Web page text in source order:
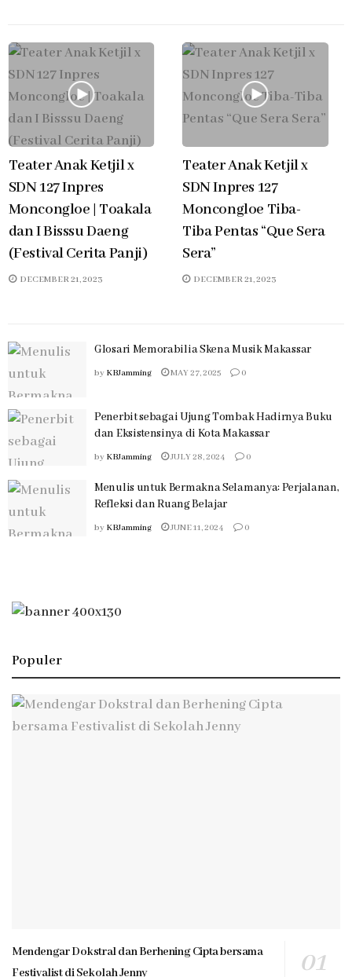
Teater Anak Ketjil x
SDN 127 Inpres
Moncongloe | Toakala
dan I Bisssu Daeng
(Festival Cerita Panji)
DECEMBER 21, 2023
Teater Anak Ketjil x
SDN Inpres 127
Moncongloe Tiba-
Tiba Pentas “Que Sera
Sera”
DECEMBER 21, 2023
Glosari Memorabilia Skena Musik Makassar
by KBJamming MAY 27, 2025 0
Penerbit sebagai Ujung Tombak Hadirnya Buku
dan Eksistensinya di Kota Makassar
by KBJamming JULY 28, 2024 0
Menulis untuk Bermakna Selamanya: Perjalanan,
Refleksi dan Ruang Belajar
by KBJamming JUNE 11, 2024 0
Populer
Mendengar Dokstral dan Berhening Cipta bersama
Festivalist di Sekolah Jenny